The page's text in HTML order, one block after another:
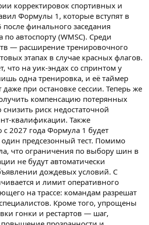
корректировок спортивных и
Формулы 1, которые вступят в
после финального заседания
по автоспорту (WMSC). Среди
— расширение тренировочного
этапах в случае красных флагов.
что на уик-эндах со спринтом у
одна тренировка, и её таймер
даже при остановке сессии. Теперь же
компенсацию потерянных
риск недостаточной
квалификации. Также
с 2027 года Формула 1 будет
предсезонный тест. Помимо
что ограничения по выбору шин в
не будут автоматически
дождевых условий. С
и лимит оперативного
на трассе: командам разрешат
Кроме того, упрощены
гонки и рестартов — шаг,